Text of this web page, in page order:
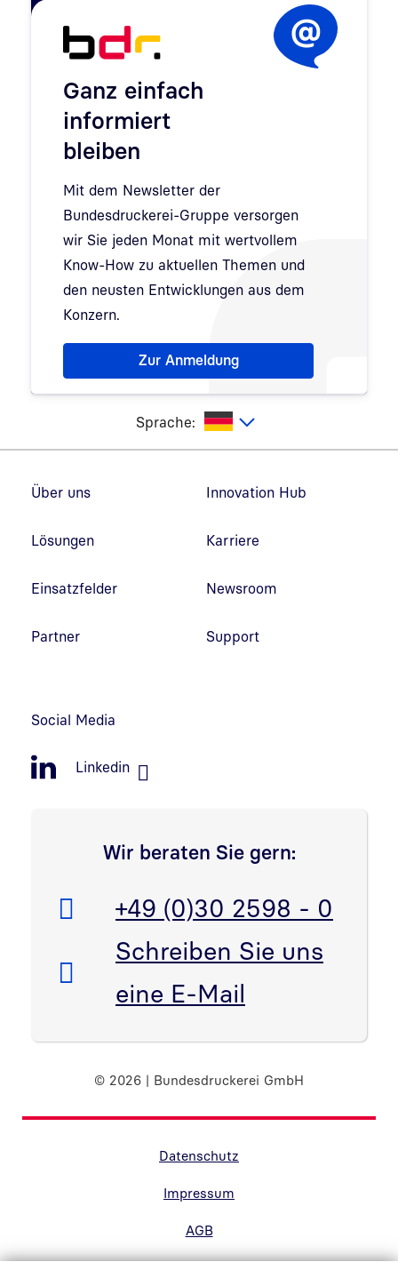
Ganz einfach
informiert
bleiben
Mit dem Newsletter der
Bundesdruckerei-Gruppe versorgen
wir Sie jeden Monat mit wertvollem
Know-How zu aktuellen Themen und
den neusten Entwicklungen aus dem
Konzern.
Hinweis: Dialog zur Newsletter-Anmeldung wurde
Zur Anmeldung
Sprache:
Über uns
Lösungen
Einsatzfelder
Partner
Innovation Hub
Karriere
Newsroom
Support
Social Media
Linkedin
Wir beraten Sie gern:
Telefon:
+49 (0)30 2598 - 0
E-Mail:
Schreiben Sie uns
eine E-Mail
© 2026 | Bundesdruckerei GmbH
Datenschutz
Impressum
AGB